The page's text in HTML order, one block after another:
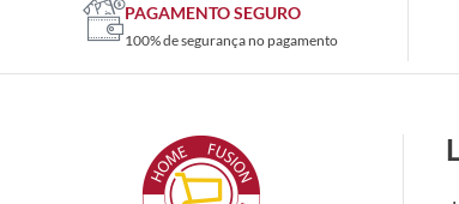
PAGAMENTO SEGURO
100% de segurança no pagamento